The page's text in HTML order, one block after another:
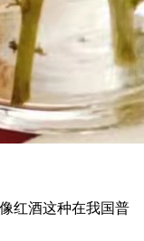
红酒这种在我国普